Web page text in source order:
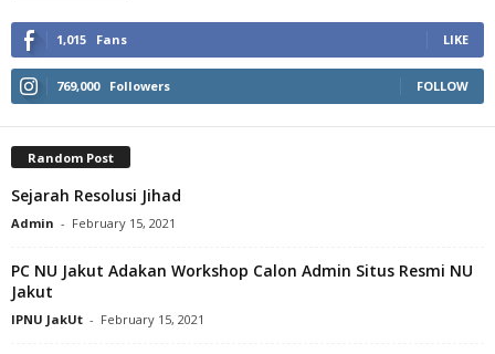
1,015 Fans LIKE
769,000 Followers FOLLOW
Random Post
Sejarah Resolusi Jihad
Admin - February 15, 2021
PC NU Jakut Adakan Workshop Calon Admin Situs Resmi NU
Jakut
IPNU JakUt - February 15, 2021